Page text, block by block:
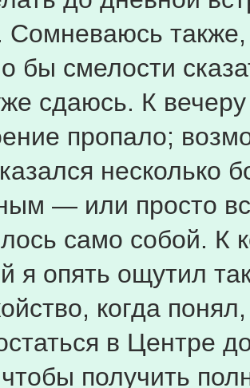
Сомневаюсь также,
бы смелости
сдаюсь. К вечеру
пропало;
несколько
— или просто
само собой. К
я опять ощутил
когда
в Центре
получить